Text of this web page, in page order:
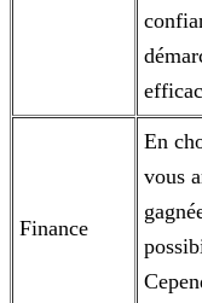
Finance
En
vous